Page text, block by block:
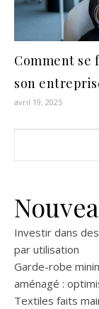
Comment
son
avril 19, 2025
Investir dans
par utilisation
Garde-robe
aménagé :
Textiles faits